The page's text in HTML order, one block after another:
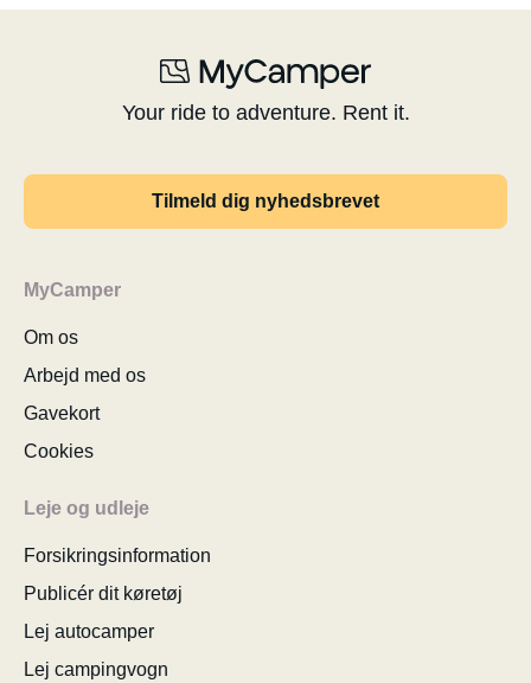
Your ride to adventure. Rent it.
Tilmeld dig nyhedsbrevet
MyCamper
Om os
Arbejd med os
Gavekort
Cookies
Leje og udleje
Forsikringsinformation
Publicér dit køretøj
Lej autocamper
Lej campingvogn